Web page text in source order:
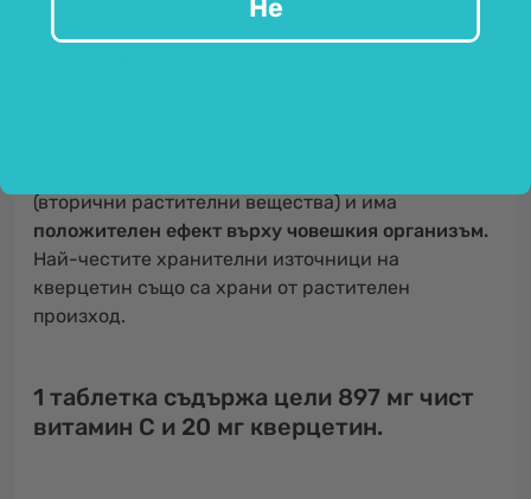
(вторични растителни вещества) и има
положителен ефект върху човешкия организъм.
Най-честите хранителни източници на
кверцетин също са храни от растителен
произход.
1 таблетка съдържа цели 897 мг чист
витамин С и 20 мг кверцетин.
Не